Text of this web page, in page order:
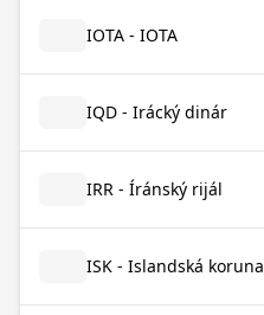
IOTA - IOTA
IQD - Irácký dinár
IRR - Íránský rijál
ISK - Islandská koruna